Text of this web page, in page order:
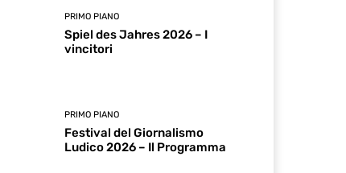
PRIMO PIANO
Spiel des Jahres 2026 – I
vincitori
PRIMO PIANO
Festival del Giornalismo
Ludico 2026 – Il Programma